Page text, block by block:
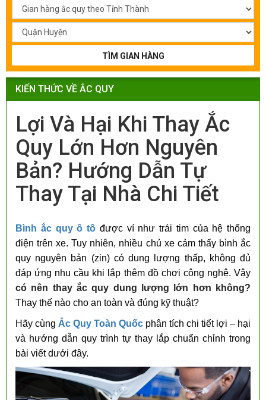
TÌM GIAN HÀNG
KIẾN THỨC VỀ ẮC QUY
Lợi Và Hại Khi Thay Ắc
Quy Lớn Hơn Nguyên
Bản? Hướng Dẫn Tự
Thay Tại Nhà Chi Tiết
Bình ắc quy ô tô được ví như trái tim của hệ thống
điện trên xe. Tuy nhiên, nhiều chủ xe cảm thấy bình ắc
quy nguyên bản (zin) có dung lượng thấp, không đủ
đáp ứng nhu cầu khi lắp thêm đồ chơi công nghệ. Vậy
có nên thay ắc quy dung lượng lớn hơn không?
Thay thế nào cho an toàn và đúng kỹ thuật?
Hãy cùng Ắc Quy Toàn Quốc phân tích chi tiết lợi – hại
và hướng dẫn quy trình tự thay lắp chuẩn chỉnh trong
bài viết dưới đây.